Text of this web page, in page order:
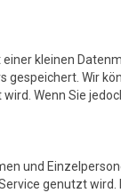
einer kleinen
gespeichert. Wir
Wenn Sie
und
genutzt